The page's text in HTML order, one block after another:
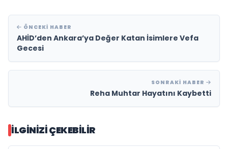
ÖNCEKI HABER
AHİD’den Ankara’ya Değer Katan İsimlere Vefa
Gecesi
SONRAKI HABER
Reha Muhtar Hayatını Kaybetti
İLGINIZI ÇEKEBILIR